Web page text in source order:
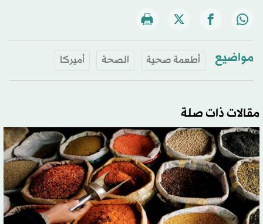
مواضيع أطعمة صحية الصحة أميركا
مقالات ذات صلة